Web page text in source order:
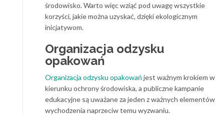
środowisko. Warto więc wziąć pod uwagę wszystkie
korzyści, jakie można uzyskać, dzięki ekologicznym
inicjatywom.
Organizacja odzysku
opakowań
Organizacja odzysku opakowań jest ważnym krokiem w
kierunku ochrony środowiska, a publiczne kampanie
edukacyjne są uważane za jeden z ważnych elementów
wychodzenia naprzeciw temu wyzwaniu.